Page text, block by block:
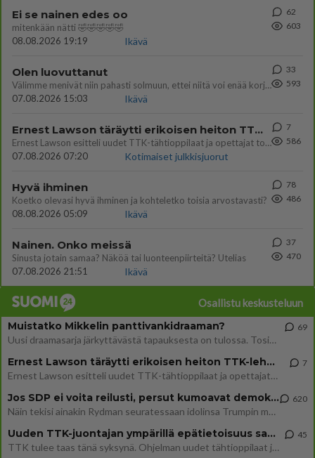
Ei se nainen edes oo
mitenkään nätti 🤣🤣🤣🤣🤣
08.08.2026 19:19
Ikävä
62
603
Olen luovuttanut
Välimme menivät niin pahasti solmuun, ettei niitä voi enää korjata. On aika jatkaa elämässä eteenpäin. Toivon sulle kaik
07.08.2026 15:03
Ikävä
33
593
Ernest Lawson täräytti erikoisen heiton TTK-lehdistötilaisuudessa: " Onko tässä tarkoituksena...?"
Ernest Lawson esitteli uudet TTK-tähtioppilaat ja opettajat torstaina 6.8. lehdistölle. Tulevalla kaudella on yksi hausk
07.08.2026 07:20
Kotimaiset julkkisjuorut
7
586
Hyvä ihminen
Koetko olevasi hyvä ihminen ja kohteletko toisia arvostavasti?
08.08.2026 05:09
Ikävä
78
486
Nainen. Onko meissä
Sinusta jotain samaa? Näköä tai luonteenpiirteitä? Utelias
07.08.2026 21:51
Ikävä
37
470
Osallistu keskusteluun
Muistatko Mikkelin panttivankidraaman?
Uusi draamasarja järkyttävästä tapauksesta on tulossa. Tositapahtumiin perustuva sarja ammentaa vuoden 1986 Mikkelin pan
69
Ernest Lawson täräytti erikoisen heiton TTK-lehdistötilaisuudessa: " Onko tässä tarkoituksena...?"
Ernest Lawson esitteli uudet TTK-tähtioppilaat ja opettajat torstaina 6.8. lehdistölle. Tulevalla kaudella on yksi hausk
7
Jos SDP ei voita reilusti, persut kumoavat demokratian Suomesta
Näin tekisi ainakin Rydman seuratessaan idolinsa Trumpin mallia https://www.is.fi/politiikka/art-2000012187244.html
620
Uuden TTK-juontajan ympärillä epätietoisuus sakenee - Nyt MTV hämmentää soppaa
TTK tulee taas tänä syksynä. Ohjelman uudet tähtioppilaat julkistetaan torstaina 6. elokuuta klo 14 alkavassa lehdistö
45